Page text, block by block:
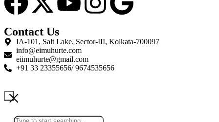
Contact Us
IA-101, Salt Lake, Sector-III, Kolkata-700097
info@eimuhurte.com
eiimuhurte@gmail.com
+91 33 23355656/ 9674535656